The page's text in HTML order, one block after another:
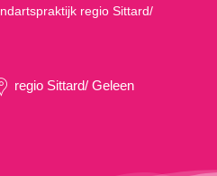
regio Sittard/
regio Sittard/ Geleen